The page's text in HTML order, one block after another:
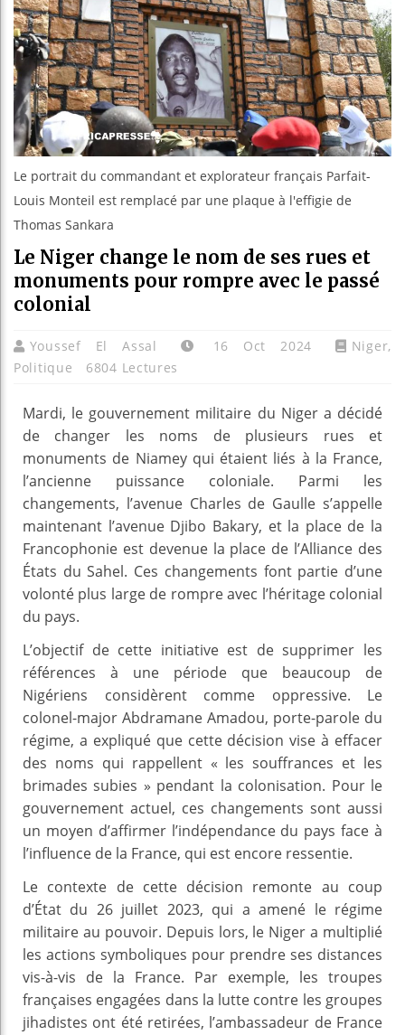
Aliko
Le portrait du commandant et explorateur français Parfait-
Louis Monteil est remplacé par une plaque à l'effigie de
Thomas Sankara
Le Niger change le nom de ses rues et
monuments pour rompre avec le passé
colonial
Youssef El Assal 16 Oct 2024 Niger,
Politique
6804 Lectures
Mardi, le gouvernement militaire du Niger a décidé
de changer les noms de plusieurs rues et
monuments de Niamey qui étaient liés à la France,
l’ancienne puissance coloniale. Parmi les
changements, l’avenue Charles de Gaulle s’appelle
maintenant l’avenue Djibo Bakary, et la place de la
Francophonie est devenue la place de l’Alliance des
États du Sahel. Ces changements font partie d’une
volonté plus large de rompre avec l’héritage colonial
du pays.
L’objectif de cette initiative est de supprimer les
références à une période que beaucoup de
Nigériens considèrent comme oppressive. Le
colonel-major Abdramane Amadou, porte-parole du
régime, a expliqué que cette décision vise à effacer
des noms qui rappellent « les souffrances et les
brimades subies » pendant la colonisation. Pour le
gouvernement actuel, ces changements sont aussi
un moyen d’affirmer l’indépendance du pays face à
l’influence de la France, qui est encore ressentie.
Le contexte de cette décision remonte au coup
d’État du 26 juillet 2023, qui a amené le régime
militaire au pouvoir. Depuis lors, le Niger a multiplié
les actions symboliques pour prendre ses distances
vis-à-vis de la France. Par exemple, les troupes
françaises engagées dans la lutte contre les groupes
jihadistes ont été retirées, l’ambassadeur de France